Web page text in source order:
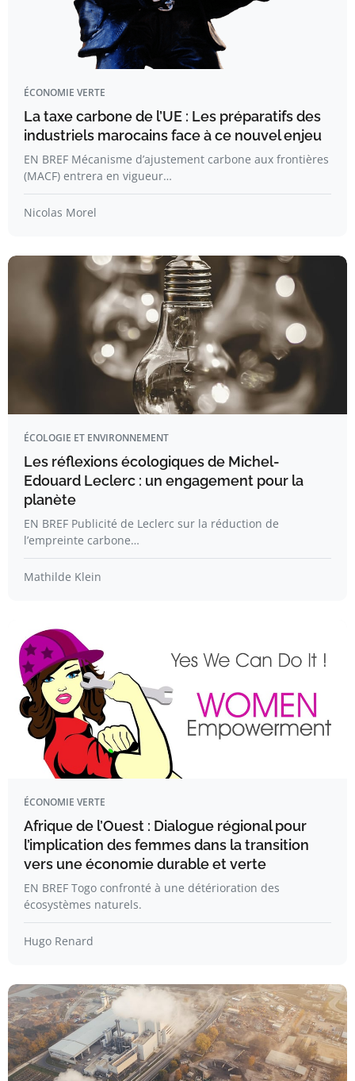
ÉCONOMIE VERTE
La taxe carbone de l’UE : Les préparatifs des
industriels marocains face à ce nouvel enjeu
EN BREF Mécanisme d’ajustement carbone aux frontières
(MACF) entrera en vigueur…
Nicolas Morel
ÉCOLOGIE ET ENVIRONNEMENT
Les réflexions écologiques de Michel-
Edouard Leclerc : un engagement pour la
planète
EN BREF Publicité de Leclerc sur la réduction de
l’empreinte carbone…
Mathilde Klein
ÉCONOMIE VERTE
Afrique de l’Ouest : Dialogue régional pour
l’implication des femmes dans la transition
vers une économie durable et verte
EN BREF Togo confronté à une détérioration des
écosystèmes naturels.
Hugo Renard